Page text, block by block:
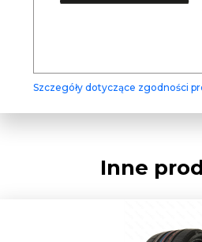
Szczegóły dotyczące zgodności
Inne